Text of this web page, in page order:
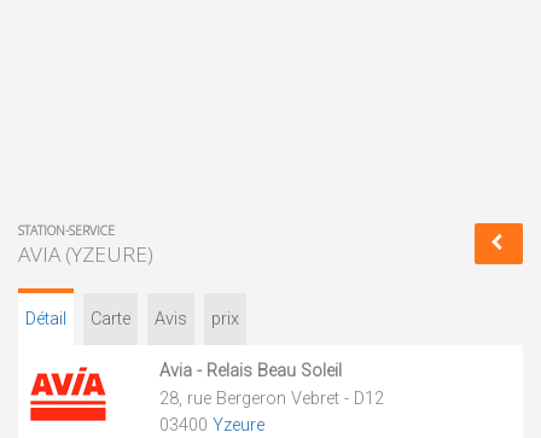
STATION-SERVICE
AVIA (YZEURE)
Détail Carte Avis prix
Avia - Relais Beau Soleil
28, rue Bergeron Vebret - D12
03400 Yzeure